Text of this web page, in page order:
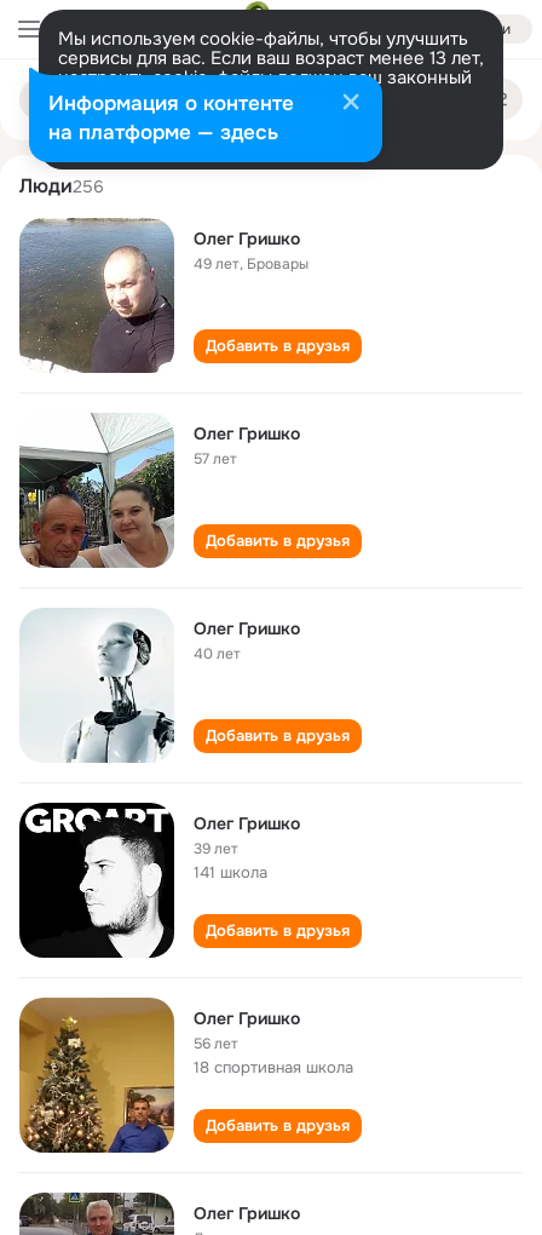
Войти
Мы используем cookie-файлы, чтобы улучшить
сервисы для вас. Если ваш возраст менее 13 лет,
настроить cookie-файлы должен ваш законный
представитель. Больше информации
Разрешить все Настроить
Поиск
людям
oleg grishko
Люди256
Олег Гришко
49 лет, Бровары
Добавить в друзья
Олег Гришко
57 лет
Добавить в друзья
Олег Гришко
40 лет
Добавить в друзья
Олег Гришко
39 лет
141 школа
Добавить в друзья
Олег Гришко
56 лет
18 спортивная школа
Добавить в друзья
Олег Гришко
Информация о контенте
на платформе — здесь